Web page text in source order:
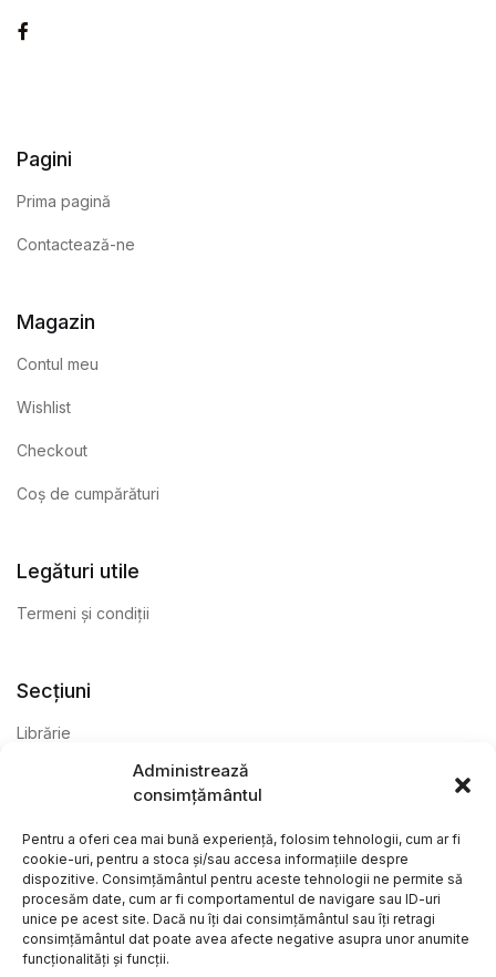
Administrează
consimțământul
Pentru a oferi cea mai bună experiență, folosim tehnologii, cum ar fi
cookie-uri, pentru a stoca și/sau accesa informațiile despre
dispozitive. Consimțământul pentru aceste tehnologii ne permite să
procesăm date, cum ar fi comportamentul de navigare sau ID-uri
unice pe acest site. Dacă nu îți dai consimțământul sau îți retragi
consimțământul dat poate avea afecte negative asupra unor anumite
funcționalități și funcții.
Pagini
Prima pagină
Contactează-ne
Magazin
Contul meu
Wishlist
Checkout
Coș de cumpărături
Legături utile
Termeni și condiții
Secțiuni
Librărie
@ Librăria Arcana. Toate drepturile rezervate. Site creat de